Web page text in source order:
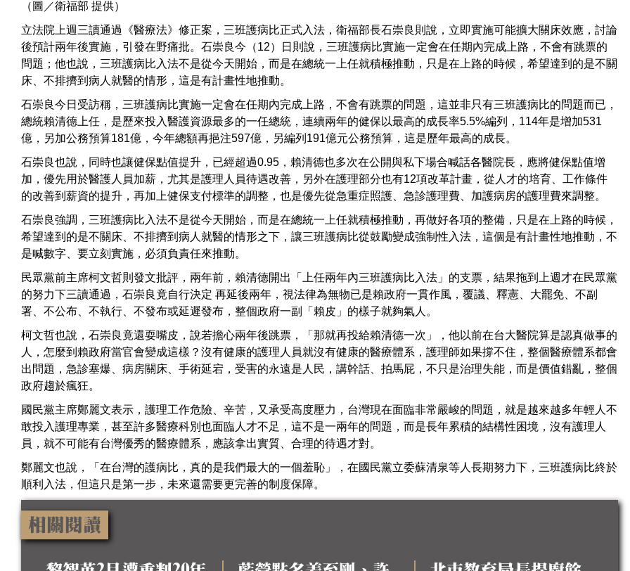
（圖／衛福部 提供）
立法院上週三讀通過《醫療法》修正案，三班護病比正式入法，衛福部長石崇良則說，立即實施可能擴大關床效應，討論
後預計兩年後實施，引發在野痛批。石崇良今（12）日則說，三班護病比實施一定會在任期內完成上路，不會有跳票的
問題；他也說，三班護病比入法不是從今天開始，而是在總統一上任就積極推動，只是在上路的時候，希望達到的是不關
床、不排擠到病人就醫的情形，這是有計畫性地推動。
石崇良今日受訪稱，三班護病比實施一定會在任期內完成上路，不會有跳票的問題，這並非只有三班護病比的問題而已，
總統賴清德上任，是歷來投入醫護資源最多的一任總統，連續兩年的健保以最高的成長率5.5%編列，114年是增加531
億，另加公務預算181億，今年總額再挹注597億，另編列191億元公務預算，這是歷年最高的成長。
石崇良也說，同時也讓健保點值提升，已經超過0.95，賴清德也多次在公開與私下場合喊話各醫院長，應將健保點值增
加，優先用於醫護人員加薪，尤其是護理人員待遇改善，另外在護理部分也有12項改革計畫，從人才的培育、工作條件
的改善到薪資的提升，再加上健保支付標準的調整，也是優先從急重症照護、急診護理費、加護病房的護理費來調整。
石崇良強調，三班護病比入法不是從今天開始，而是在總統一上任就積極推動，再做好各項的整備，只是在上路的時候，
希望達到的是不關床、不排擠到病人就醫的情形之下，讓三班護病比從鼓勵變成強制性入法，這個是有計畫性地推動，不
是喊數字、要立刻實施，必須負責任來推動。
民眾黨前主席柯文哲則發文批評，兩年前，賴清德開出「上任兩年內三班護病比入法」的支票，結果拖到上週才在民眾黨
的努力下三讀通過，石崇良竟自行決定 再延後兩年，視法律為無物已是賴政府一貫作風，覆議、釋憲、大罷免、不副
署、不公布、不執行、不發布或延遲發布，整個政府一副「賴皮」的樣子就夠氣人。
柯文哲也說，石崇良竟還耍嘴皮，說若擔心兩年後跳票，「那就再投給賴清德一次」，他以前在台大醫院算是認真做事的
人，怎麼到賴政府當官會變成這樣？沒有健康的護理人員就沒有健康的醫療體系，護理師如果撐不住，整個醫療體系都會
出問題，急診塞爆、病房關床、手術延宕，受害的永遠是人民，講幹話、拍馬屁，不只是治理失能，而是價值錯亂，整個
政府趨於瘋狂。
國民黨主席鄭麗文表示，護理工作危險、辛苦，又承受高度壓力，台灣現在面臨非常嚴峻的問題，就是越來越多年輕人不
敢投入護理專業，甚至許多醫療科別也面臨人才不足，這不是一兩年的問題，而是長年累積的結構性困境，沒有護理人
員，就不可能有台灣優秀的醫療體系，應該拿出實質、合理的待遇才對。
鄭麗文也說，「在台灣的護病比，真的是我們最大的一個羞恥」，在國民黨立委蘇清泉等人長期努力下，三班護病比終於
順利入法，但這只是第一步，未來還需要更完善的制度保障。
相關閱讀